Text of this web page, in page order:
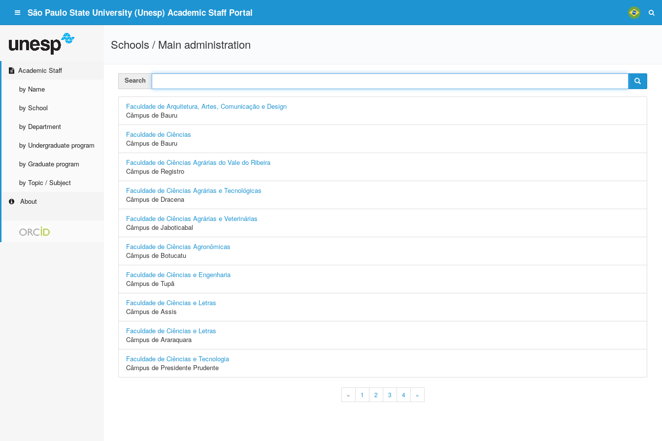
São Paulo State University (Unesp) Academic Staff Portal
Academic Staff
by Name
by School
by Department
by Undergraduate program
by Graduate program
by Topic / Subject
About
Schools / Main administration
Search
Faculdade de Arquitetura, Artes, Comunicação e Design
Câmpus de Bauru
Faculdade de Ciências
Câmpus de Bauru
Faculdade de Ciências Agrárias do Vale do Ribeira
Câmpus de Registro
Faculdade de Ciências Agrárias e Tecnológicas
Câmpus de Dracena
Faculdade de Ciências Agrárias e Veterinárias
Câmpus de Jaboticabal
Faculdade de Ciências Agronômicas
Câmpus de Botucatu
Faculdade de Ciências e Engenharia
Câmpus de Tupã
Faculdade de Ciências e Letras
Câmpus de Assis
Faculdade de Ciências e Letras
Câmpus de Araraquara
Faculdade de Ciências e Tecnologia
Câmpus de Presidente Prudente
« 1 2 3 4 »